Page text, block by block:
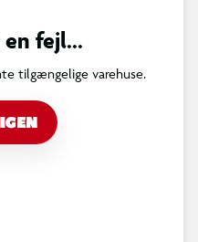
fejl...
tilgængelige varehuse.